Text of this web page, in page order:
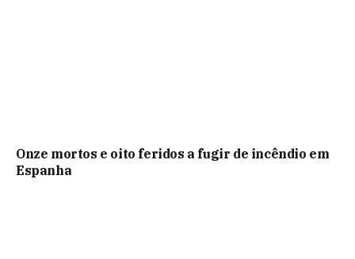
Onze mortos e oito feridos a fugir de incêndio em
Espanha